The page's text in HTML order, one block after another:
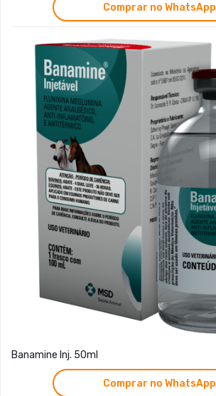
Comprar no WhatsApp
Banamine Inj. 50ml
Comprar no WhatsApp